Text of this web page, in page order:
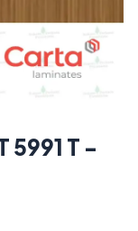
5991 T -